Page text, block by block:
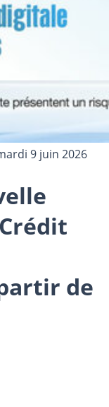
9 juin 2026
de